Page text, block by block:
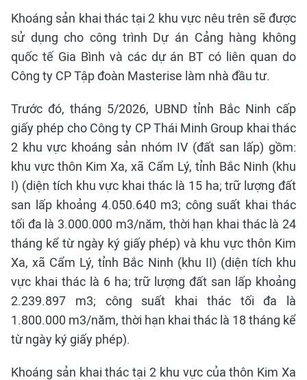
Khoáng sản khai thác tại 2 khu vực nêu trên sẽ được
sử dụng cho công trình Dự án Cảng hàng không
quốc tế Gia Bình và các dự án BT có liên quan do
Công ty CP Tập đoàn Masterise làm nhà đầu tư.
Trước đó, tháng 5/2026, UBND tỉnh Bắc Ninh cấp
giấy phép cho Công ty CP Thái Minh Group khai thác
2 khu vực khoáng sản nhóm IV (đất san lấp) gồm:
khu vực thôn Kim Xa, xã Cẩm Lý, tỉnh Bắc Ninh (khu
I) (diện tích khu vực khai thác là 15 ha; trữ lượng đất
san lấp khoảng 4.050.640 m3; công suất khai thác
tối đa là 3.000.000 m3/năm, thời hạn khai thác là 24
tháng kể từ ngày ký giấy phép) và khu vực thôn Kim
Xa, xã Cẩm Lý, tỉnh Bắc Ninh (khu II) (diện tích khu
vực khai thác là 6 ha; trữ lượng đất san lấp khoảng
2.239.897 m3; công suất khai thác tối đa là
1.800.000 m3/năm, thời hạn khai thác là 18 tháng kể
từ ngày ký giấy phép).
Khoáng sản khai thác tại 2 khu vực của thôn Kim Xa